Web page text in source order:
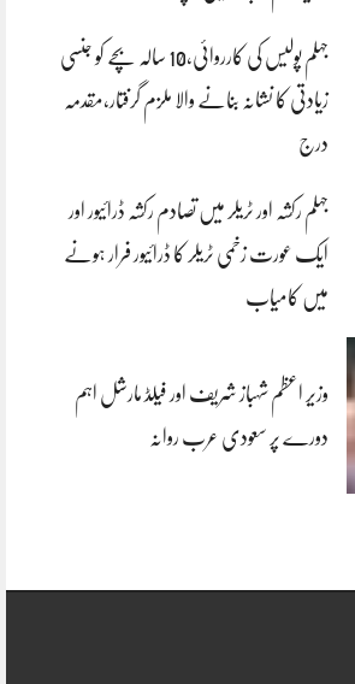
جہلم پولیس کی کارروائی،10 سالہ بچے کو جنسی
زیادتی کا نشانہ بنانے والا ملزم گرفتار،مقدمہ
درج
جہلم رکشہ اور ٹریلر میں تصادم رکشہ ڈرائیور اور
ایک عورت زخمی ٹریلر کا ڈرائیور فرار ہونے
میں کامیاب
وزیر اعظم شہباز شریف اور فیلڈ مارشل اہم
دورے پر سعودی عرب روانہ